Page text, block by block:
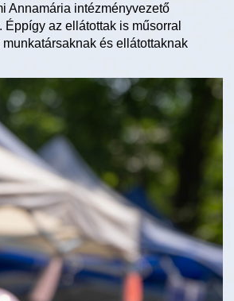
Annamária intézményvezető
az ellátottak is műsorral
és ellátottaknak